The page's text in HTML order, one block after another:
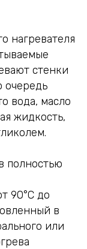
нагревателя
стенки
очередь
вода, масло
жидкость,
полностью
90°С до
в
или